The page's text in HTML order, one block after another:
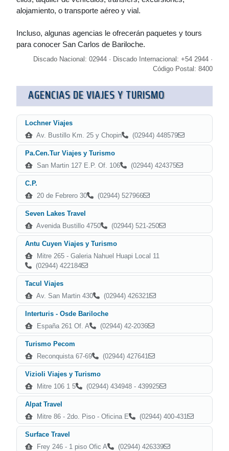
alojamiento, o transporte aéreo y vial.
Incluso, algunas agencias le ofrecerán paquetes y tours
para conocer San Carlos de Bariloche.
Discado Nacional: 02944 · Discado Internacional: +54 2944 ·
Código Postal: 8400
AGENCIAS DE VIAJES Y TURISMO
Lochner Viajes
Av. Bustillo Km. 25 y Chopin
(02944) 448579
Pa.Cen.Tur Viajes y Turismo
San Martin 127 E.P. Of. 106
(02944) 424375
C.P.
20 de Febrero 30
(02944) 527966
Seven Lakes Travel
Avenida Bustillo 4750
(02944) 521-250
Antu Cuyen Viajes y Turismo
Mitre 265 - Galeria Nahuel Huapi Local 11
(02944) 422184
Tacul Viajes
Av. San Martin 430
(02944) 426321
Interturis - Osde Bariloche
España 261 Of. A
(02944) 42-2036
Turismo Pecom
Reconquista 67-69
(02944) 427641
Vizioli Viajes y Turismo
Mitre 106 1 5
(02944) 434948 - 439925
Alpat Travel
Mitre 86 - 2do. Piso - Oficina E
(02944) 400-431
Surface Travel
Frey 246 - 1 piso Ofic A
(02944) 426339